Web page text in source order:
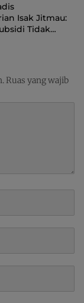
Isak Jitmau:
Tidak
Ruas yang wajib